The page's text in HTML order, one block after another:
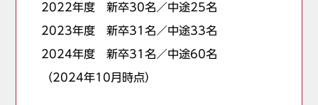
2022年度 新卒30名／中途25名
2023年度 新卒31名／中途33名
2024年度 新卒31名／中途60名
（2024年10月時点）